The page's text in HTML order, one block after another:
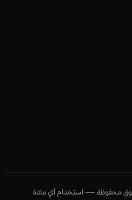
محفوظة — استخدام أي مادة